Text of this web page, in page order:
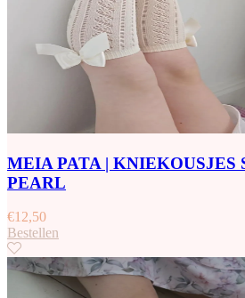
MEIA PATA | KNIEKOUSJES
PEARL
€12,50
Bestellen